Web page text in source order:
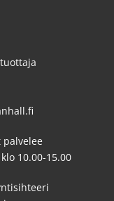
palvelee
10.00-15.00